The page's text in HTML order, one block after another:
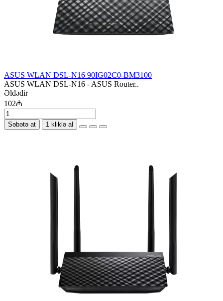
ASUS WLAN DSL-N16 90IG02C0-BM3100
ASUS WLAN DSL-N16 - ASUS Router..
Əldədir
102₼
Səbətə at 1 kliklə al